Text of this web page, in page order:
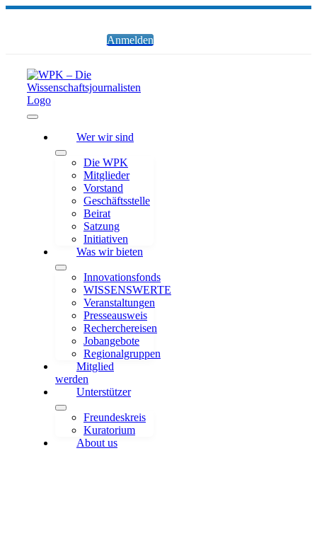
Zum
Anmelden
Navigation
Wer wir sind
Die WPK
Mitglieder
Vorstand
Geschäftsstelle
Beirat
Satzung
Initiativen
Was wir bieten
Innovationsfonds
WISSENSWERTE
Veranstaltungen
Presseausweis
Recherchereisen
Jobangebote
Regionalgruppen
Mitglied
werden
Unterstützer
Freundeskreis
Kuratorium
About us